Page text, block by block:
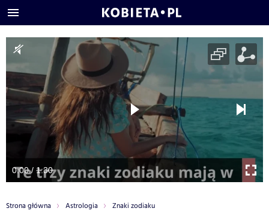
0:00 / 1:30
Strona główna Astrologia Znaki zodiaku